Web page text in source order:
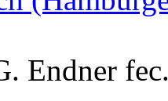
Endner